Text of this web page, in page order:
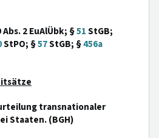
2 EuAlÜbk; §51StGB;
StPO; §57StGB; §456a
transnationaler
Staaten. (BGH)